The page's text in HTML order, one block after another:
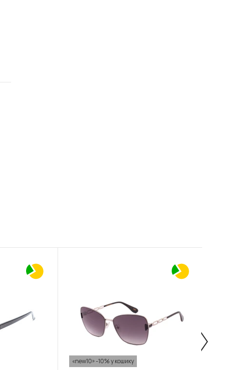
«new10» -10% у кошику